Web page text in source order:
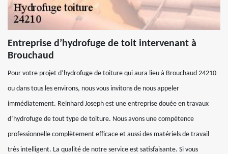
Entreprise d’hydrofuge de toit intervenant à
Brouchaud
Pour votre projet d’hydrofuge de toiture qui aura lieu à Brouchaud 24210
ou dans tous les environs, nous vous invitons de nous appeler
immédiatement. Reinhard Joseph est une entreprise douée en travaux
d’hydrofuge de tout type de toiture. Nous avons une compétence
professionnelle complètement efficace et aussi des matériels de travail
très intelligent. La qualité de notre service est satisfaisante. Si vous